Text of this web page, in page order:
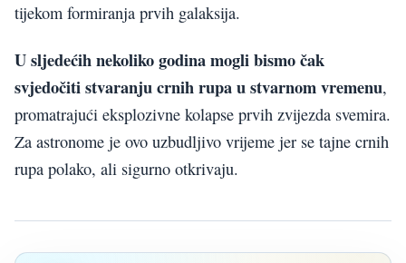
tijekom formiranja prvih galaksija.
U sljedećih nekoliko godina mogli bismo čak
svjedočiti stvaranju crnih rupa u stvarnom vremenu,
promatrajući eksplozivne kolapse prvih zvijezda svemira.
Za astronome je ovo uzbudljivo vrijeme jer se tajne crnih
rupa polako, ali sigurno otkrivaju.